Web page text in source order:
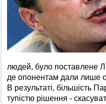
людей, було поставлене
де опонентам дали лише
В результаті, більшість
тупістю рішення -